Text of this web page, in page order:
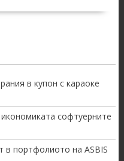
в купон с караоке
софтуерните
в портфолиото на ASBIS